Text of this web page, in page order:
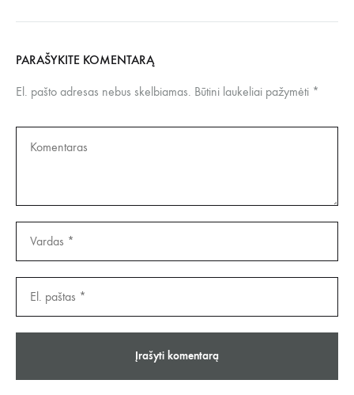
PARAŠYKITE KOMENTARĄ
El. pašto adresas nebus skelbiamas. Būtini laukeliai pažymėti *